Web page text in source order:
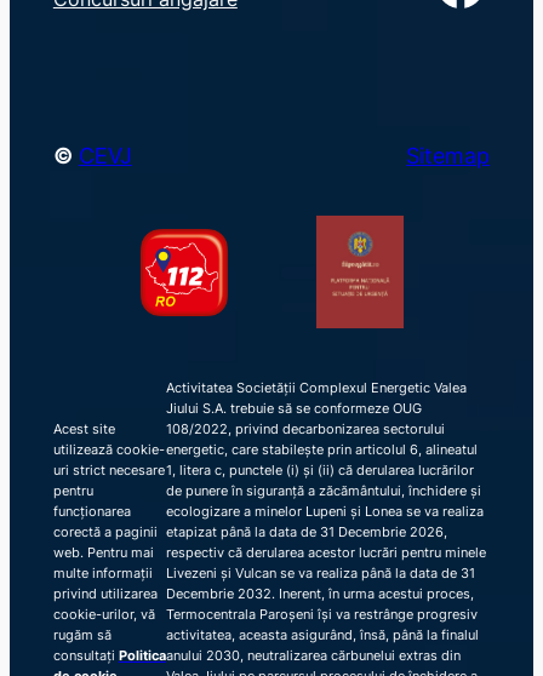
c
© CEVJ Sitemap
Acest site
utilizează cookie-
uri strict necesare
pentru
funcționarea
corectă a paginii
web. Pentru mai
multe informații
privind utilizarea
cookie-urilor, vă
rugăm să
consultați Politica
Activitatea Societății Complexul Energetic Valea
Jiului S.A. trebuie să se conformeze OUG
108/2022, privind decarbonizarea sectorului
energetic, care stabilește prin articolul 6, alineatul
1, litera c, punctele (i) și (ii) că derularea lucrărilor
de punere în siguranță a zăcământului, închidere și
ecologizare a minelor Lupeni și Lonea se va realiza
etapizat până la data de 31 Decembrie 2026,
respectiv că derularea acestor lucrări pentru minele
Livezeni și Vulcan se va realiza până la data de 31
Decembrie 2032. Inerent, în urma acestui proces,
Termocentrala Paroșeni își va restrânge progresiv
activitatea, aceasta asigurând, însă, până la finalul
anului 2030, neutralizarea cărbunelui extras din